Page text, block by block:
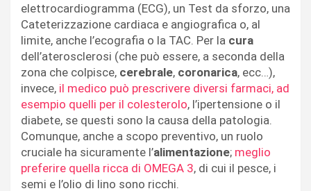
elettrocardiogramma (ECG), un Test da sforzo, una
Cateterizzazione cardiaca e angiografica o, al
limite, anche l’ecografia o la TAC. Per la cura
dell’aterosclerosi (che può essere, a seconda della
zona che colpisce, cerebrale, coronarica, ecc…),
invece, il medico può prescrivere diversi farmaci, ad
esempio quelli per il colesterolo, l’ipertensione o il
diabete, se questi sono la causa della patologia.
Comunque, anche a scopo preventivo, un ruolo
cruciale ha sicuramente l’alimentazione; meglio
preferire quella ricca di OMEGA 3, di cui il pesce, i
semi e l’olio di lino sono ricchi.